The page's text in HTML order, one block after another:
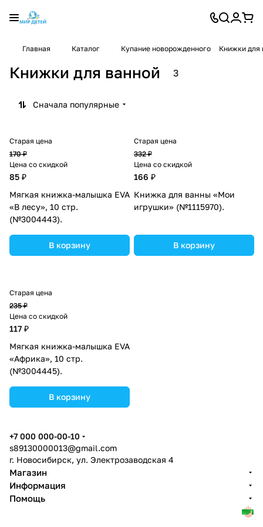
Главная Каталог Купание новорожденного Книжки для
Книжки для ванной 3
Сначала популярные
Старая цена
170 ₽
Цена со скидкой
85 ₽
Мягкая книжка-малышка EVA
«В лесу», 10 стр.
(№3004443).
В корзину
Старая цена
332 ₽
Цена со скидкой
166 ₽
Книжка для ванны «Мои
игрушки» (№1115970).
В корзину
Старая цена
235 ₽
Цена со скидкой
117 ₽
Мягкая книжка-малышка EVA
«Африка», 10 стр.
(№3004445).
В корзину
+7 000 000-00-10
s89130000013@gmail.com
г. Новосибирск, ул. Электрозаводская 4
Магазин
Информация
Помощь